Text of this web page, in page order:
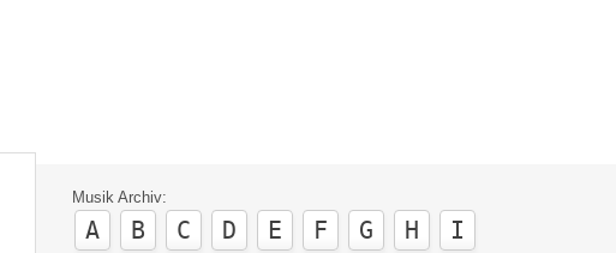
Musik Archiv:
A B C D E F G H
I